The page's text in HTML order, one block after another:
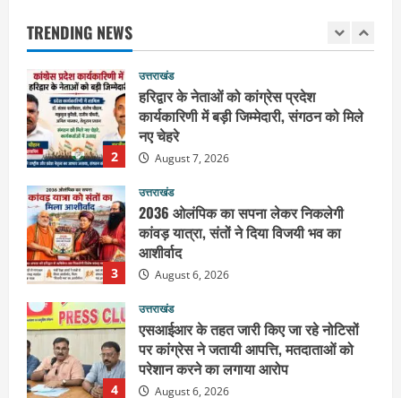
TRENDING NEWS
1
यतिश्वरानन्द
August 8, 2026
2
हरिद्वार के नेताओं को कांग्रेस प्रदेश
कार्यकारिणी में बड़ी जिम्मेदारी, संगठन को मिले
नए चेहरे
August 7, 2026
3
2036 ओलंपिक का सपना लेकर निकलेगी
कांवड़ यात्रा, संतों ने दिया विजयी भव का
आशीर्वाद
August 6, 2026
4
एसआईआर के तहत जारी किए जा रहे नोटिसों
पर कांग्रेस ने जतायी आपत्ति, मतदाताओं को
परेशान करने का लगाया आरोप
August 6, 2026